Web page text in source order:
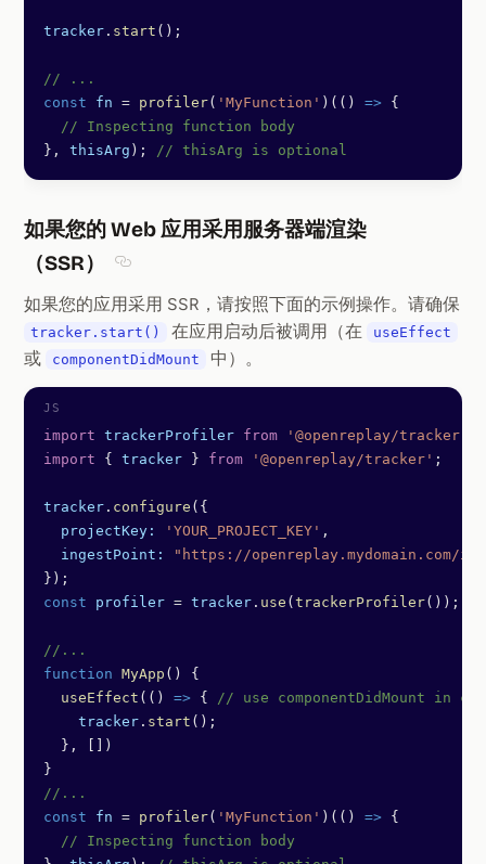
tracker . start ();
// ...
const fn = profiler( 'MyFunction' )(() => {
  // Inspecting function body
}, thisArg ); // thisArg is optional
如果您的 Web 应用采用服务器端渲染
（SSR）
如果您的应用采用 SSR，请按照下面的示例操作。请确保
tracker.start() 在应用启动后被调用（在 useEffect
或 componentDidMount 中）。
import trackerProfiler from '@openreplay/
import { tracker } from '@openreplay/tracker' ;
tracker . configure ({
  projectKey:
'YOUR_PROJECT_KEY' ,
  ingestPoint:
"https://openreplay.mydomain.com/
});
const profiler = tracker . use ( trackerProfiler());
//...
function MyApp () {
  useEffect
(() => { // use componentDidMount in
    tracker
. start ();
  }, [])
}
//...
const fn = profiler( 'MyFunction' )(() => {
  // Inspecting function body